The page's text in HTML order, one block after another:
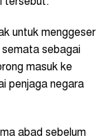
tersebut.
untuk menggeser
sebagai
masuk ke
penjaga negara
abad sebelum